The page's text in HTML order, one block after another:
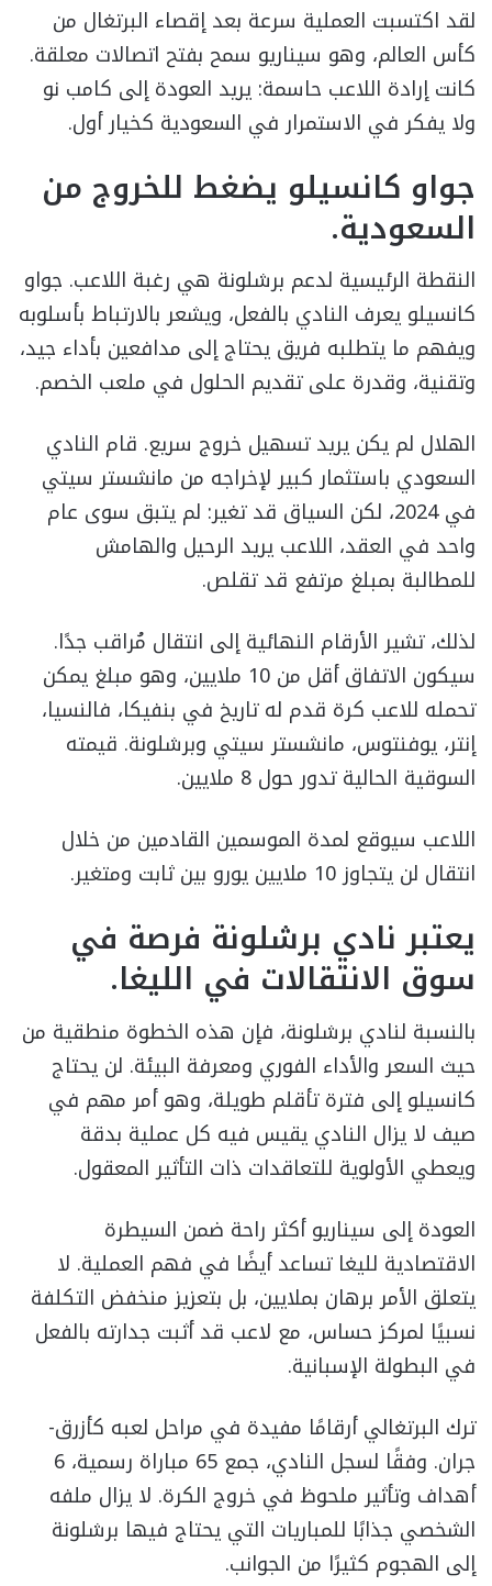
لقد اكتسبت العملية سرعة بعد إقصاء البرتغال من
كأس العالم، وهو سيناريو سمح بفتح اتصالات معلقة.
كانت إرادة اللاعب حاسمة: يريد العودة إلى كامب نو
ولا يفكر في الاستمرار في السعودية كخيار أول.
جواو كانسيلو يضغط للخروج من
السعودية.
النقطة الرئيسية لدعم برشلونة هي رغبة اللاعب. جواو
كانسيلو يعرف النادي بالفعل، ويشعر بالارتباط بأسلوبه
ويفهم ما يتطلبه فريق يحتاج إلى مدافعين بأداء جيد،
وتقنية، وقدرة على تقديم الحلول في ملعب الخصم.
الهلال لم يكن يريد تسهيل خروج سريع. قام النادي
السعودي باستثمار كبير لإخراجه من مانشستر سيتي
في 2024، لكن السياق قد تغير: لم يتبق سوى عام
واحد في العقد، اللاعب يريد الرحيل والهامش
للمطالبة بمبلغ مرتفع قد تقلص.
لذلك، تشير الأرقام النهائية إلى انتقال مُراقب جدًا.
سيكون الاتفاق أقل من 10 ملايين، وهو مبلغ يمكن
تحمله للاعب كرة قدم له تاريخ في بنفيكا، فالنسيا،
إنتر، يوفنتوس، مانشستر سيتي وبرشلونة. قيمته
السوقية الحالية تدور حول 8 ملايين.
اللاعب سيوقع لمدة الموسمين القادمين من خلال
انتقال لن يتجاوز 10 ملايين يورو بين ثابت ومتغير.
يعتبر نادي برشلونة فرصة في
سوق الانتقالات في الليغا.
بالنسبة لنادي برشلونة، فإن هذه الخطوة منطقية من
حيث السعر والأداء الفوري ومعرفة البيئة. لن يحتاج
كانسيلو إلى فترة تأقلم طويلة، وهو أمر مهم في
صيف لا يزال النادي يقيس فيه كل عملية بدقة
ويعطي الأولوية للتعاقدات ذات التأثير المعقول.
العودة إلى سيناريو أكثر راحة ضمن السيطرة
الاقتصادية لليغا تساعد أيضًا في فهم العملية. لا
يتعلق الأمر برهان بملايين، بل بتعزيز منخفض التكلفة
نسبيًا لمركز حساس، مع لاعب قد أثبت جدارته بالفعل
في البطولة الإسبانية.
ترك البرتغالي أرقامًا مفيدة في مراحل لعبه كأزرق-
جران. وفقًا لسجل النادي، جمع 65 مباراة رسمية، 6
أهداف وتأثير ملحوظ في خروج الكرة. لا يزال ملفه
الشخصي جذابًا للمباريات التي يحتاج فيها برشلونة
إلى الهجوم كثيرًا من الجوانب.